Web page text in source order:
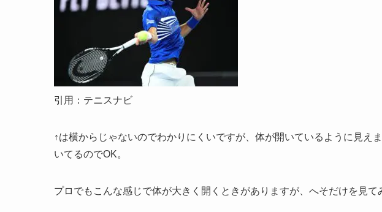
引用：テニスナビ
↑は横からじゃないのでわかりにくいですが、体が開いているように見え
いてるのでOK。
プロでもこんな感じで体が大きく開くときがありますが、へそだけを見て